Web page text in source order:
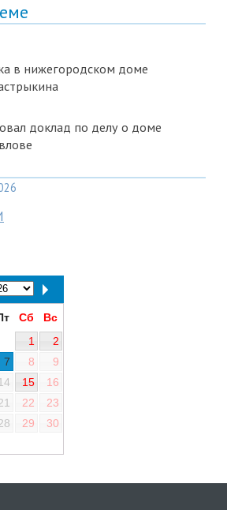
в нижегородском доме
доклад по делу о доме
Сб
Вс
1
2
7 8
9
15
16
22
23
29
30